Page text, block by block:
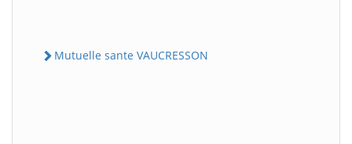
Mutuelle sante VAUCRESSON